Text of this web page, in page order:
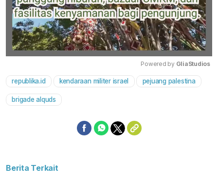
Mute
Powered by GliaStudios
republika.id kendaraan militer israel pejuang palestina
brigade alquds
Berita Terkait